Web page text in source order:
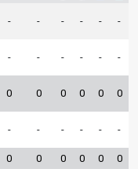
- - - - - -
- - - - - -
0 0 0 0 0 0
- - - - - -
0 0 0 0 0 0